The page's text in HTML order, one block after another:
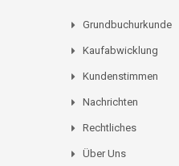
Grundbuchurkunde
Kaufabwicklung
Kundenstimmen
Nachrichten
Rechtliches
Über Uns